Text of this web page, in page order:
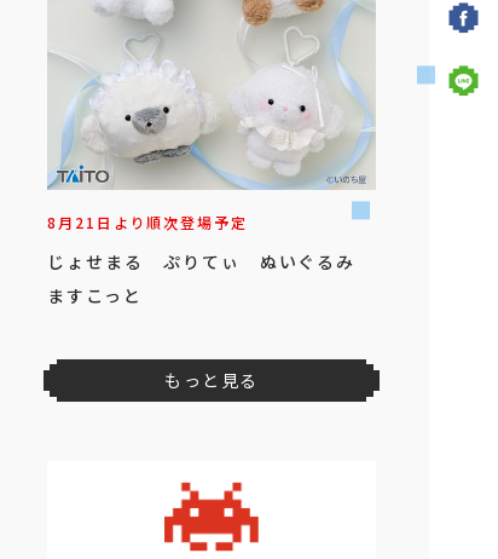
8月21日より順次登場予定
じょせまる ぷりてぃ ぬいぐるみ
ますこっと
もっと見る